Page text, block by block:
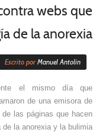
webs que
de la anorexia
Escrito por Manuel Antolín
el mismo día que
de una emisora de
las páginas que hacen
de la anorexia y la bulimia.